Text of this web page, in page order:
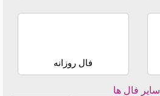
فال روزانه
سایر فال ها